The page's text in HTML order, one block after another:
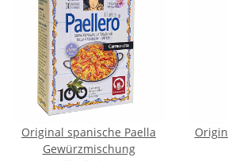
Original spanische Paella
Gewürzmischung